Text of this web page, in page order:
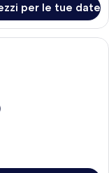
per le tue date
d'albergo con due letti,